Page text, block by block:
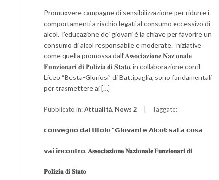
Promuovere campagne di sensibilizzazione per ridurre i
comportamenti a rischio legati al consumo eccessivo di
alcol. l’educazione dei giovani è la chiave per favorire un
consumo di alcol responsabile e moderate. Iniziative
come quella promossa dall’𝐀𝐬𝐬𝐨𝐜𝐢𝐚𝐳𝐢𝐨𝐧𝐞 𝐍𝐚𝐳𝐢𝐨𝐧𝐚𝐥𝐞
𝐅𝐮𝐧𝐳𝐢𝐨𝐧𝐚𝐫𝐢 𝐝𝐢 𝐏𝐨𝐥𝐢𝐳𝐢𝐚 𝐝𝐢 𝐒𝐭𝐚𝐭𝐨, in collaborazione con il
Liceo “Besta-Gloriosi” di Battipaglia, sono fondamentali
per trasmettere ai […]
Pubblicato in:Attualità, News 2 Taggato:
𝗰𝗼𝗻𝘃𝗲𝗴𝗻𝗼 𝗱𝗮𝗹 𝘁𝗶𝘁𝗼𝗹𝗼 "𝗚𝗶𝗼𝘃𝗮𝗻𝗶 𝗲 𝗔𝗹𝗰𝗼𝗹: 𝘀𝗮𝗶 𝗮 𝗰𝗼𝘀𝗮
𝘃𝗮𝗶 𝗶𝗻𝗰𝗼𝗻𝘁𝗿𝗼, 𝐀𝐬𝐬𝐨𝐜𝐢𝐚𝐳𝐢𝐨𝐧𝐞 𝐍𝐚𝐳𝐢𝐨𝐧𝐚𝐥𝐞 𝐅𝐮𝐧𝐳𝐢𝐨𝐧𝐚𝐫𝐢 𝐝𝐢
𝐏𝐨𝐥𝐢𝐳𝐢𝐚 𝐝𝐢 𝐒𝐭𝐚𝐭𝐨